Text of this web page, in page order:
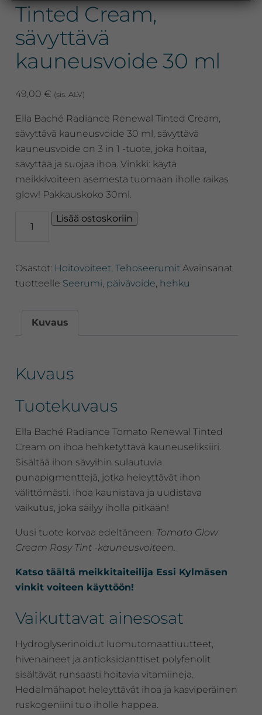
Tinted Cream,
sävyttävä
kauneusvoide 30 ml
49,00 € (sis. ALV)
Ella Baché Radiance Renewal Tinted Cream,
sävyttävä kauneusvoide 30 ml, sävyttävä
kauneusvoide on 3 in 1 -tuote, joka hoitaa,
sävyttää ja suojaa ihoa. Vinkki: käytä
meikkivoiteen asemesta tuomaan iholle raikas
glow! Pakkauskoko 30ml.
Baché
Renewal
Tinted
kauneusvoide
Lisää ostoskoriin
Osastot: Hoitovoiteet, Tehoseerumit Avainsanat
tuotteelle Seerumi, päivävoide, hehku
Kuvaus
Kuvaus
Tuotekuvaus
Ella Baché Radiance Tomato Renewal Tinted
Cream on ihoa hehketyttävä kauneuseliksiiri.
Sisältää ihon sävyihin sulautuvia
punapigmenttejä, jotka heleyttävät ihon
välittömästi. Ihoa kaunistava ja uudistava
vaikutus, joka säilyy iholla pitkään!
Uusi tuote korvaa edeltäneen: Tomato Glow
Cream Rosy Tint -kauneusvoiteen.
Katso täältä meikkitaiteilija Essi Kylmäsen
vinkit voiteen käyttöön!
Vaikuttavat ainesosat
Hydroglyserinoidut luomutomaattiuutteet,
hivenaineet ja antioksidanttiset polyfenolit
sisältävät runsaasti hoitavia vitamiineja.
Hedelmähapot heleyttävät ihoa ja kasviperäinen
ruskogeniini tuo iholle happea.